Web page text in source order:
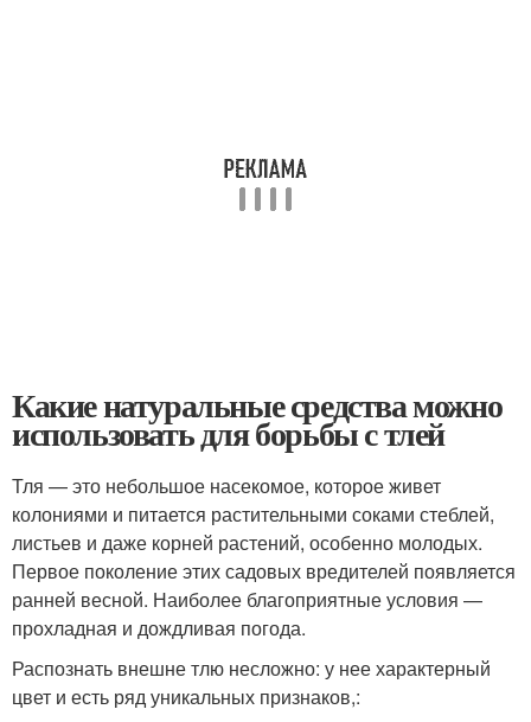
Какие натуральные средства можно
использовать для борьбы с тлей
Тля — это небольшое насекомое, которое живет
колониями и питается растительными соками стеблей,
листьев и даже корней растений, особенно молодых.
Первое поколение этих садовых вредителей появляется
ранней весной. Наиболее благоприятные условия —
прохладная и дождливая погода.
Распознать внешне тлю несложно: у нее характерный
цвет и есть ряд уникальных признаков,: